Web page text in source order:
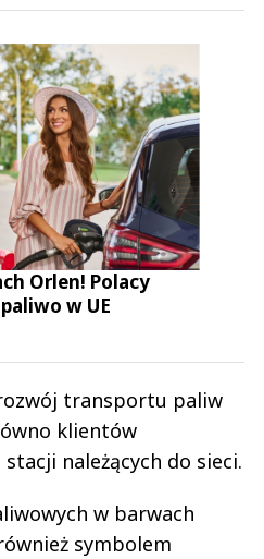
Orlen! Polacy
w UE
transportu paliw
klientów
należących do sieci.
w barwach
symbolem